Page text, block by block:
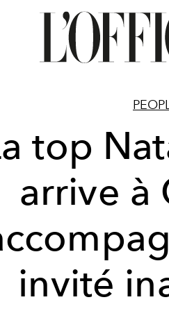
top
arrive à
invité